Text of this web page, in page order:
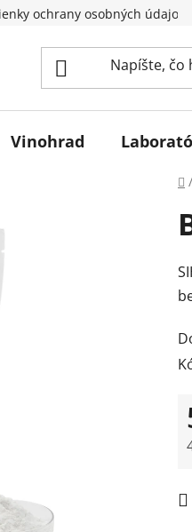
ochrany osobných údajov
Vinohrad
/